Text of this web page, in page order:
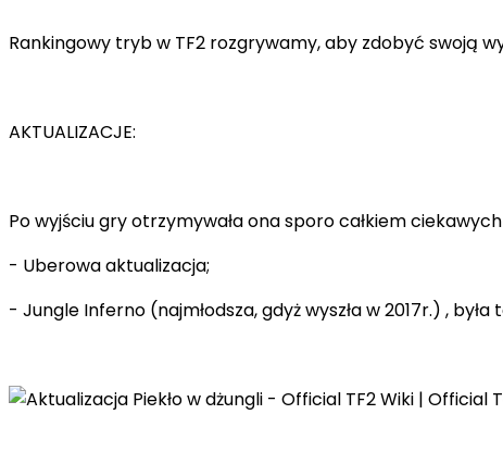
Rankingowy tryb w TF2 rozgrywamy, aby zdobyć swoją
AKTUALIZACJE:
Po wyjściu gry otrzymywała ona sporo całkiem
- Uberowa aktualizacja;
- Jungle Inferno (najmłodsza, gdyż wyszła w 2017r.) ,